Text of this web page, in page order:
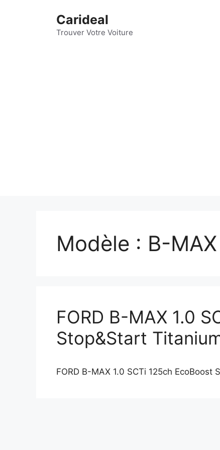
Carideal
Trouver Votre Voiture
Modèle : B-MAX
FORD B-MAX 1.0
Stop&Start
FORD B-MAX 1.0 SCTi 125ch EcoBoost